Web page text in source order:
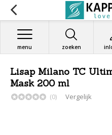
zoeken
menu
Lisap Milano TC
Mask 200 ml
(0) Vergelijk